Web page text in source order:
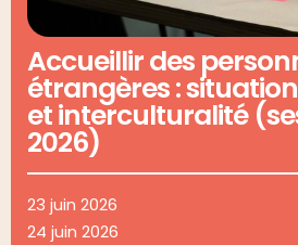
Accueillir des
étrangères :
et interculturalité
2026)
23 juin 2026
24 juin 2026